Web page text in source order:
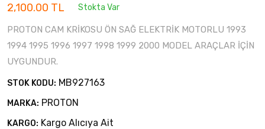
2,100.00 TL Stokta Var
PROTON CAM KRİKOSU ÖN SAĞ ELEKTRİK MOTORLU 1993
1994 1995 1996 1997 1998 1999 2000 MODEL ARAÇLAR İÇİN
UYGUNDUR.
STOK KODU: MB927163
MARKA: PROTON
KARGO: Kargo Alıcıya Ait